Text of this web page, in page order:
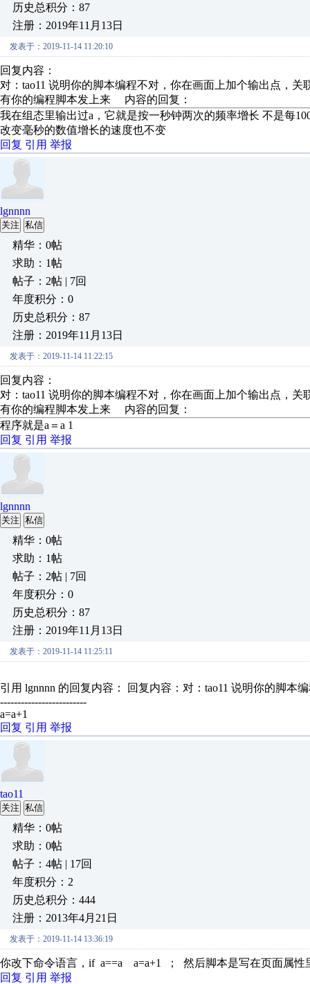
历史总积分：87
注册：2019年11月13日
发表于：2019-11-14 11:20:10
回复内容：
对：tao11 说明你的脚本编程不对，你在画面上加个输出点，
有你的编程脚本发上来 内容的回复：
我在组态里输出过a，它就是按一秒钟两次的频率增长 不是每
改变毫秒的数值增长的速度也不变
回复 引用 举报
lgnnnn
关注 私信
精华：0帖
求助：1帖
帖子：2帖 | 7回
年度积分：0
历史总积分：87
注册：2019年11月13日
发表于：2019-11-14 11:22:15
回复内容：
对：tao11 说明你的脚本编程不对，你在画面上加个输出点，
有你的编程脚本发上来 内容的回复：
程序就是a＝a 1
回复 引用 举报
lgnnnn
关注 私信
精华：0帖
求助：1帖
帖子：2帖 | 7回
年度积分：0
历史总积分：87
注册：2019年11月13日
发表于：2019-11-14 11:25:11
引用 lgnnnn 的回复内容： 回复内容：对：tao11 说明你的脚本
-------------------------
a=a+1
回复 引用 举报
tao11
关注 私信
精华：0帖
求助：0帖
帖子：4帖 | 17回
年度积分：2
历史总积分：444
注册：2013年4月21日
发表于：2019-11-14 13:36:19
你改下命令语言，if a==a a=a+1 ； 然后脚本是写在页面属性
回复 引用 举报